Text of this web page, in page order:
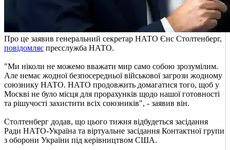
Про це заявив генеральний секретар НАТО Єнс Столтенберг,
повідомляє пресслужба НАТО.
"Ми ніколи не можемо вважати мир само собою зрозумілим.
Але немає жодної безпосередньої військової загрози жодному
союзнику НАТО. НАТО продовжить домагатися того, щоб у
Москві не було місця для прорахунків щодо нашої готовності
та рішучості захистити всіх союзників", - заявив він.
Столтенберг додав, що цього тижня відбудеться засідання
Ради НАТО-Україна та віртуальне засідання Контактної групи
з оборони України під керівництвом США.